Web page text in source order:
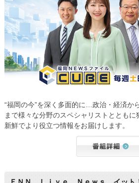
“福岡の今”を深く多面的に…政治・経済か
まで様々な分野のスペシャリストとともに
新鮮でより役立つ情報をお届けします。